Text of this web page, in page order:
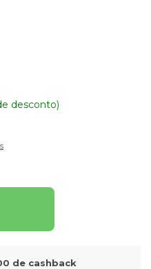
desconto)
de cashback